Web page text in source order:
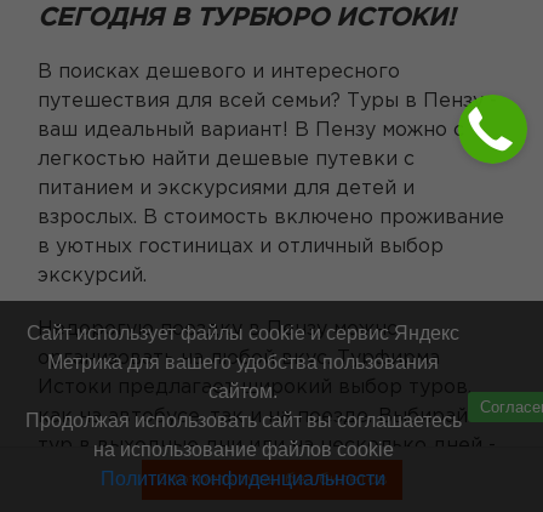
СЕГОДНЯ В ТУРБЮРО ИСТОКИ!
В поисках дешевого и интересного
путешествия для всей семьи? Туры в Пензу -
ваш идеальный вариант! В Пензу можно с
легкостью найти дешевые путевки с
питанием и экскурсиями для детей и
взрослых. В стоимость включено проживание
в уютных гостиницах и отличный выбор
экскурсий.
Недорогую поездку в Пензу можно
организовать на любой вкус. Турфирма
Истоки предлагает широкий выбор туров,
как на автобусе, так и на поезде. Выбирайте
тур в выходные дни или на несколько дней -
от одного до десяти.Смотреть туры без билетов
Сайт использует файлы cookie и сервис Яндекс
Метрика для вашего удобства пользования
сайтом.
Продолжая использовать сайт вы соглашаетесь
на использование файлов cookie
Политика конфиденциальности